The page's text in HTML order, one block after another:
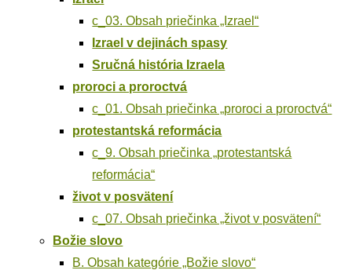
c_03. Obsah prie­čin­ka „Izra­el“
Izra­el v deji­nách spasy
Sruč­ná his­tó­ria Izraela
pro­ro­ci a proroctvá
c_01. Obsah prie­čin­ka „pro­ro­ci a proroctvá“
pro­tes­tant­ská reformácia
c_9. Obsah prie­čin­ka „pro­tes­tant­ská
reformácia“
život v posvätení
c_07. Obsah prie­čin­ka „život v posvätení“
Božie slo­vo
B. Obsah kate­gó­rie „Božie slovo“